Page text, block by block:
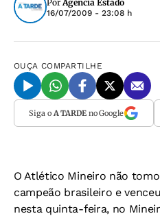
PorAgencia Estado
16/07/2009 - 23:08 h
OUÇA COMPARTILHE
Siga o A TARDEno Google
O Atlético Mineiro não
campeão brasileiro e
nesta quinta-feira, no